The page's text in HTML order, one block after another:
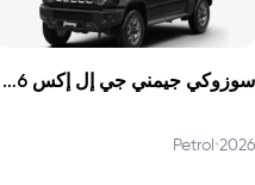
سوزوكي جيمني جي إل إكس 2026
2026
•
Petrol